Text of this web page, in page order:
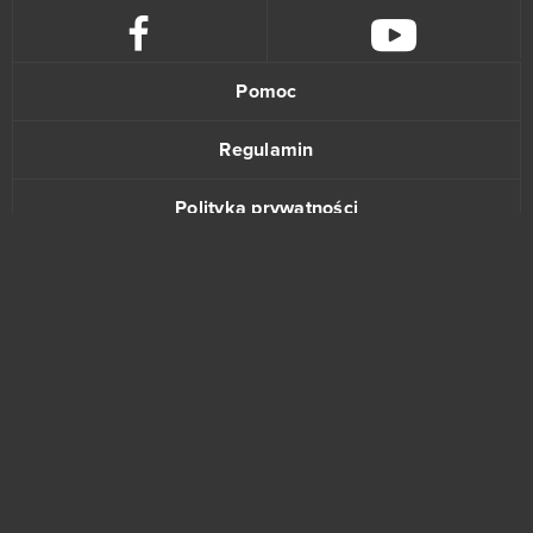
Pomoc
Regulamin
Polityka prywatności